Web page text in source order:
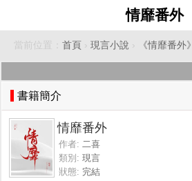
情靡番外
當前位置： 首頁 › 現言小說 › 《情靡番外》
書籍簡介
情靡番外
作者: 二喜
類別: 現言
狀態: 完結